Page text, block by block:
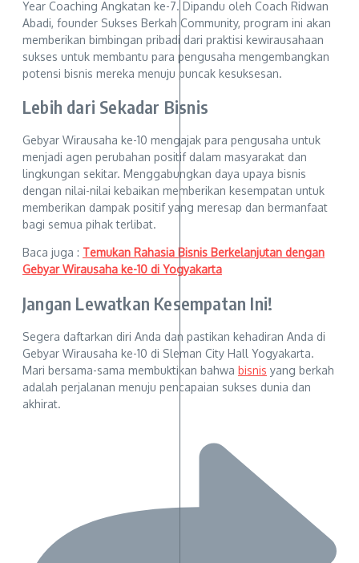
Year Coaching Angkatan ke-7. Dipandu oleh Coach Ridwan
Abadi, founder Sukses Berkah Community, program ini akan
memberikan bimbingan pribadi dari praktisi kewirausahaan
sukses untuk membantu para pengusaha mengembangkan
potensi bisnis mereka menuju puncak kesuksesan.
Lebih dari Sekadar Bisnis
Gebyar Wirausaha ke-10 mengajak para pengusaha untuk
menjadi agen perubahan positif dalam masyarakat dan
lingkungan sekitar. Menggabungkan daya upaya bisnis
dengan nilai-nilai kebaikan memberikan kesempatan untuk
memberikan dampak positif yang meresap dan bermanfaat
bagi semua pihak terlibat.
Baca juga : Temukan Rahasia Bisnis Berkelanjutan dengan
Gebyar Wirausaha ke-10 di Yogyakarta
Jangan Lewatkan Kesempatan Ini!
Segera daftarkan diri Anda dan pastikan kehadiran Anda di
Gebyar Wirausaha ke-10 di Sleman City Hall Yogyakarta.
Mari bersama-sama membuktikan bahwa bisnis yang berkah
adalah perjalanan menuju pencapaian sukses dunia dan
akhirat.